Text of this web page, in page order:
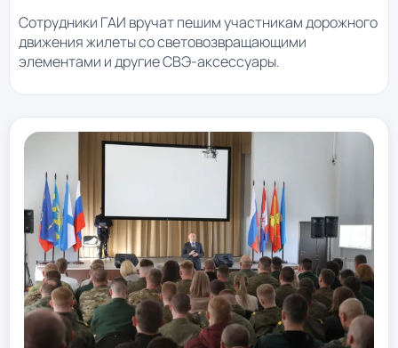
Сотрудники ГАИ вручат пешим участникам дорожного
движения жилеты со световозвращающими
элементами и другие СВЭ-аксессуары.